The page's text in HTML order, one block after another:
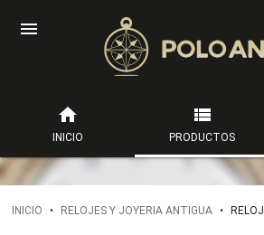


INICIO

PRODUCTOS
INICIO • RELOJES Y JOYERIA ANTIGUA • RELOJ